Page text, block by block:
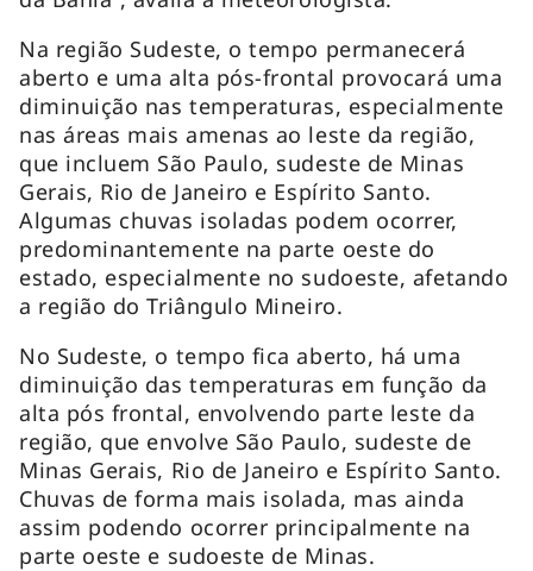
Na região Sudeste, o tempo permanecerá
aberto e uma alta pós-frontal provocará uma
diminuição nas temperaturas, especialmente
nas áreas mais amenas ao leste da região,
que incluem São Paulo, sudeste de Minas
Gerais, Rio de Janeiro e Espírito Santo.
Algumas chuvas isoladas podem ocorrer,
predominantemente na parte oeste do
estado, especialmente no sudoeste, afetando
a região do Triângulo Mineiro.
No Sudeste, o tempo fica aberto, há uma
diminuição das temperaturas em função da
alta pós frontal, envolvendo parte leste da
região, que envolve São Paulo, sudeste de
Minas Gerais, Rio de Janeiro e Espírito Santo.
Chuvas de forma mais isolada, mas ainda
assim podendo ocorrer principalmente na
parte oeste e sudoeste de Minas.